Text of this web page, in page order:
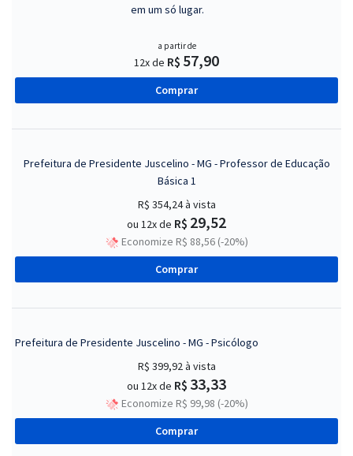
em um só lugar.
a partir de
12x de R$ 57,90
Comprar
Prefeitura de Presidente Juscelino - MG - Professor de Educação
Básica 1
R$ 354,24à vista
ou 12x de R$ 29,52
Economize R$ 88,56 (-20%)
Comprar
Prefeitura de Presidente Juscelino - MG - Psicólogo
R$ 399,92à vista
ou 12x de R$ 33,33
Economize R$ 99,98 (-20%)
Comprar